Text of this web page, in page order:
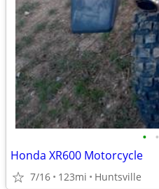
• •
Honda XR600 Motorcycle
7/16 123mi Huntsville